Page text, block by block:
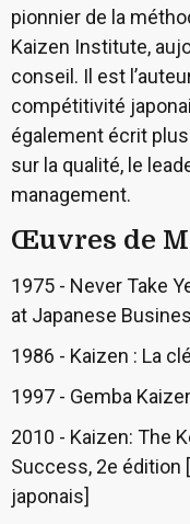
pionnier de la
Kaizen Institute,
conseil. Il est
compétitivité
également écrit
sur la qualité, le
management.
Œuvres de
1975 - Never Take
at Japanese
1986 - Kaizen : La
1997 - Gemba
2010 - Kaizen: The
Success, 2e édition
japonais]